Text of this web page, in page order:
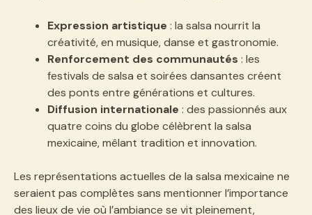
Expression artistique : la salsa nourrit la
créativité, en musique, danse et gastronomie.
Renforcement des communautés : les
festivals de salsa et soirées dansantes créent
des ponts entre générations et cultures.
Diffusion internationale : des passionnés aux
quatre coins du globe célèbrent la salsa
mexicaine, mêlant tradition et innovation.
Les représentations actuelles de la salsa mexicaine ne
seraient pas complètes sans mentionner l’importance
des lieux de vie où l’ambiance se vit pleinement,